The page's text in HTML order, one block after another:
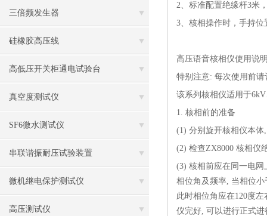
三倍频发生器
硅橡胶高压线
高低压开关柜通电试验台
真空度测试仪
SF6微水测试仪
串联谐振耐压试验装置
微机继电保护测试仪
高压测试仪
2、标准配置绝缘杆3米
3、核相操作时，手持
高压语音核相仪使用说
特别注意: 每次使用前
该系列核相仪适用于
1. 核相前的准备
(1) 分别旋开核相仪本
(2) 检查ZX8000 核相仪
(3) 核相前应在同一电
相位角及频率, 当相位
此时相位角应在120度
仪完好, 可以进行正式进